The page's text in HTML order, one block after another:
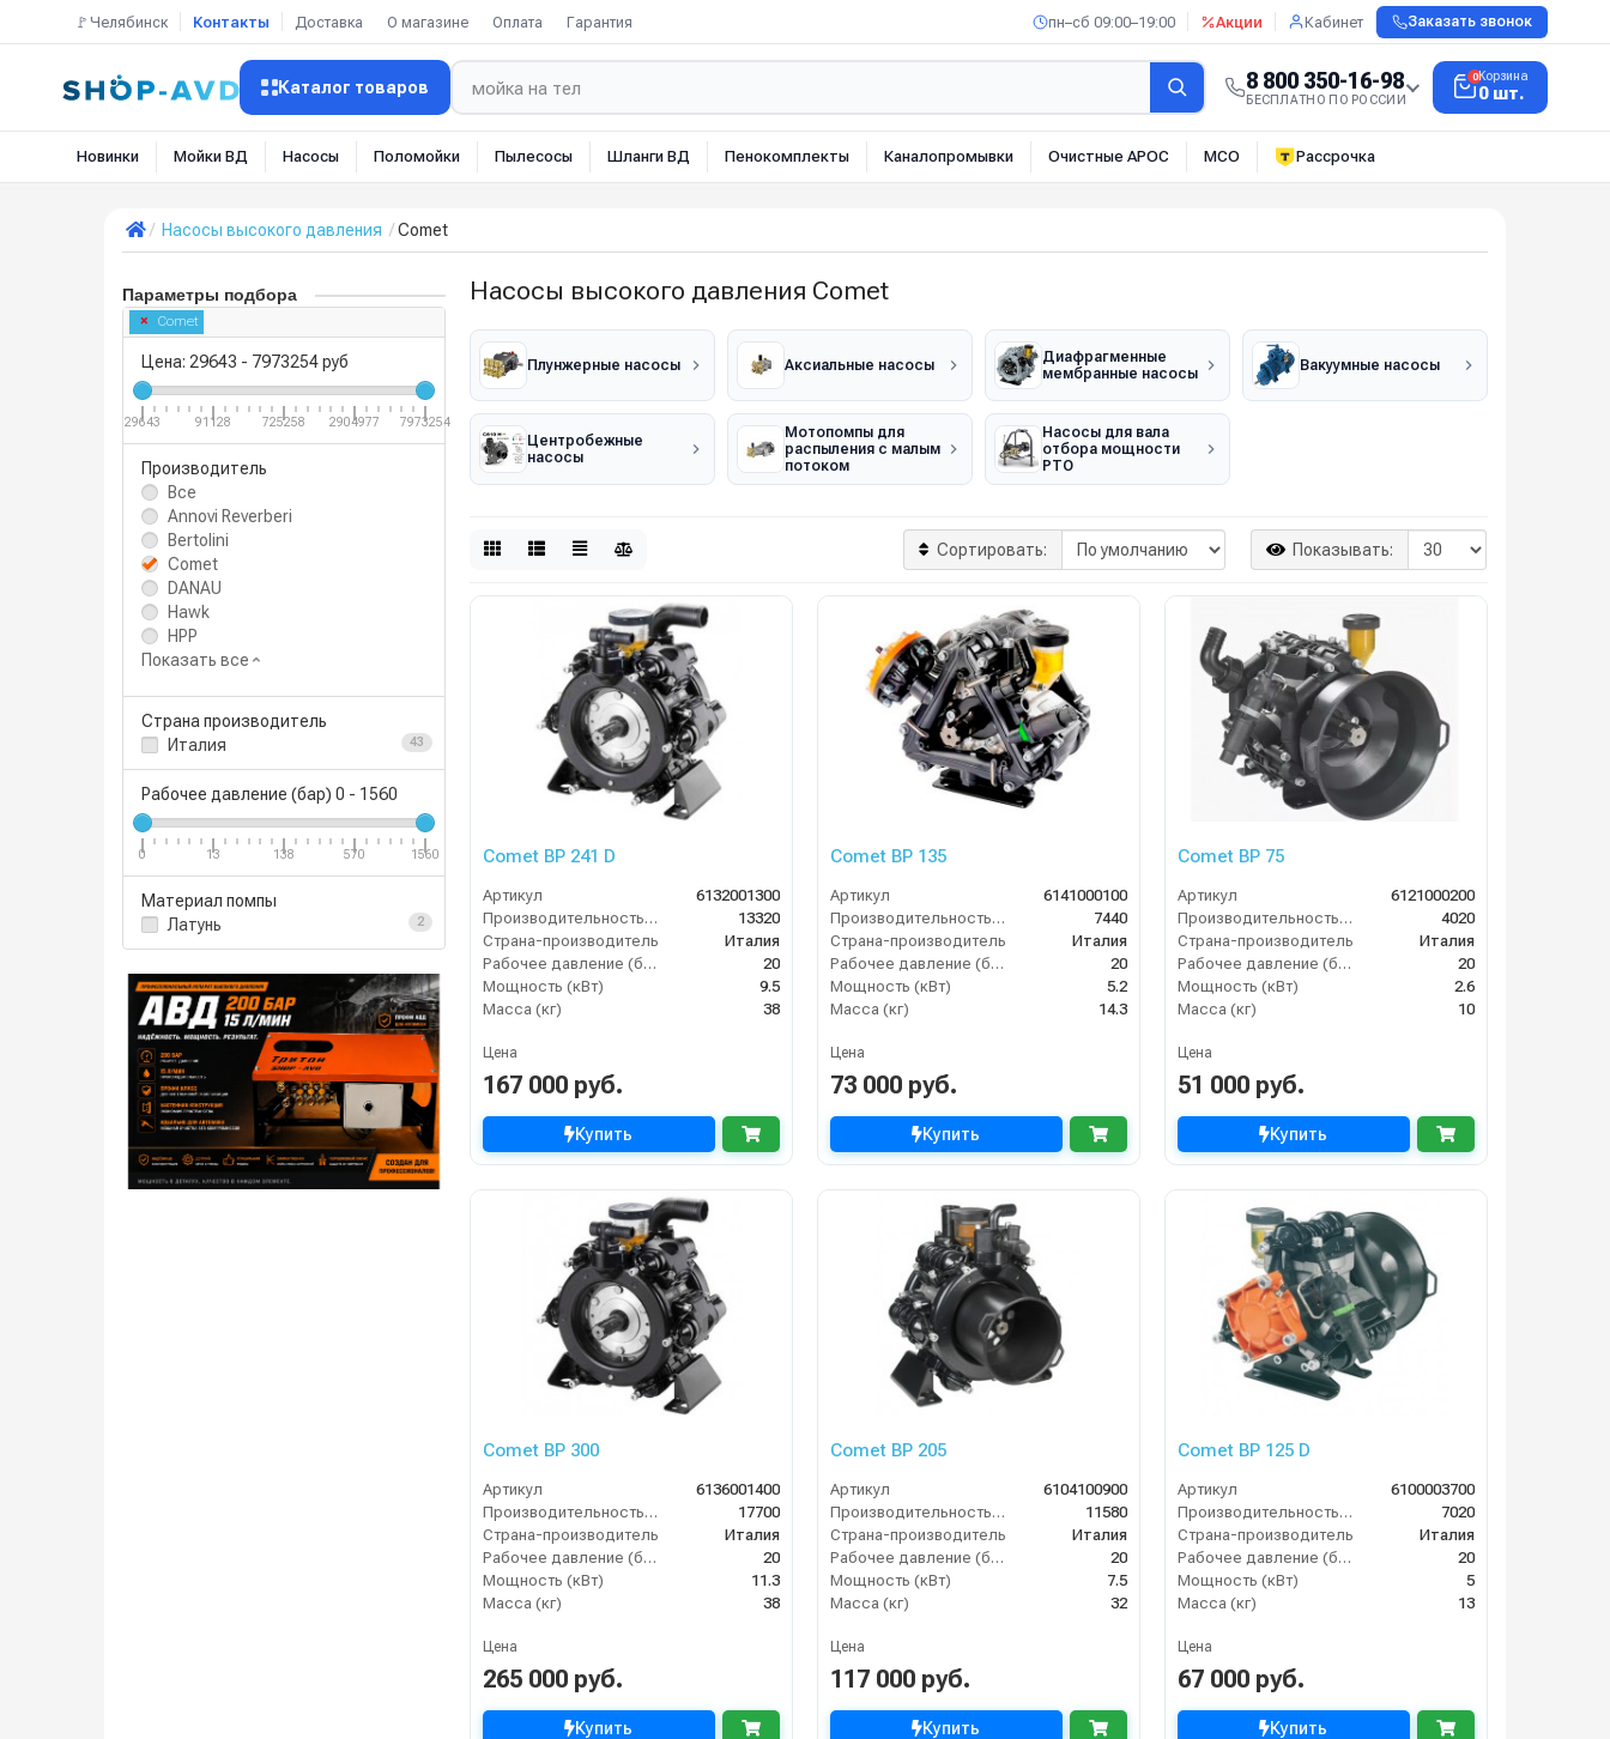
🚩Челябинск Контакты Доставка О магазине Оплата Гарантия пн–сб 09:00–19:00 Акции Кабинет Заказать звонок
Каталог товаров 8 800 350-16-98
БЕСПЛАТНО ПО РОССИИ
0Корзина
0 шт.
Новинки Мойки ВД Насосы Поломойки Пылесосы Шланги ВД Пенокомплекты Каналопромывки Очистные АРОС МСО Рассрочка
Насосы высокого давления Comet
Параметры подбора
Comet
Цена: 29643 - 7973254руб
29643 91128 725258 2904977 7973254
Производитель
Все
Annovi Reverberi
Bertolini
Comet
DANAU
Hawk
HPP
Показать все
Страна производитель
Италия
43
Рабочее давление (бар) 0 - 1560
0 13 138 570 1560
Материал помпы
Латунь
2
Насосы высокого давления Comet
Плунжерные насосы Аксиальные насосы
Диафрагменные
мембранные насосы
Вакуумные насосы
Центробежные
насосы
Мотопомпы для
распыления с малым
потоком
Насосы для вала
отбора мощности
PTO
Сортировать: Показывать:
Comet BP 241 D
Артикул
6132001300
Производительность (л/ч)
13320
Страна-производитель
Италия
Рабочее давление (бар)
20
Мощность (кВт)
9.5
Масса (кг)
38
Цена
167 000 руб.
Купить
Comet BP 135
Артикул
6141000100
Производительность (л/ч)
7440
Страна-производитель
Италия
Рабочее давление (бар)
20
Мощность (кВт)
5.2
Масса (кг)
14.3
Цена
73 000 руб.
Купить
Comet BP 75
Артикул
6121000200
Производительность (л/ч)
4020
Страна-производитель
Италия
Рабочее давление (бар)
20
Мощность (кВт)
2.6
Масса (кг)
10
Цена
51 000 руб.
Купить
Comet BP 300
Артикул
6136001400
Производительность (л/ч)
17700
Страна-производитель
Италия
Рабочее давление (бар)
20
Мощность (кВт)
11.3
Масса (кг)
38
Цена
265 000 руб.
Купить
Comet BP 205
Артикул
6104100900
Производительность (л/ч)
11580
Страна-производитель
Италия
Рабочее давление (бар)
20
Мощность (кВт)
7.5
Масса (кг)
32
Цена
117 000 руб.
Купить
Comet BP 125 D
Артикул
6100003700
Производительность (л/ч)
7020
Страна-производитель
Италия
Рабочее давление (бар)
20
Мощность (кВт)
5
Масса (кг)
13
Цена
67 000 руб.
Купить